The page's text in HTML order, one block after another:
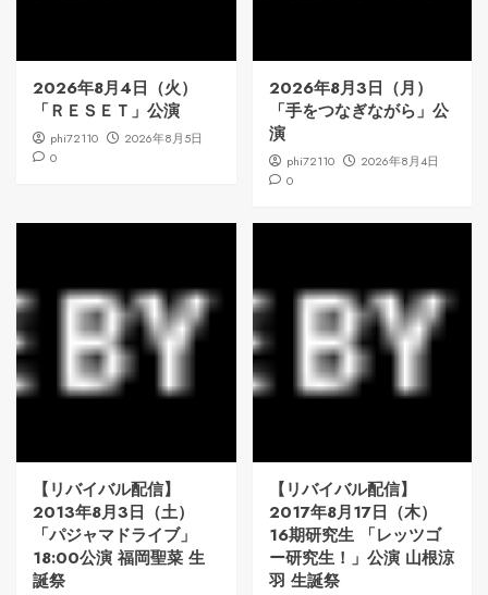
2026年8月4日（火）
「ＲＥＳＥＴ」公演
phi72110
2026年8月5日
0
2026年8月3日（月）
「手をつなぎながら」公
演
phi72110
2026年8月4日
0
【リバイバル配信】
2013年8月3日（土）
「パジャマドライブ」
18:00公演 福岡聖菜 生
誕祭
【リバイバル配信】
2017年8月17日（木）
16期研究生 「レッツゴ
ー研究生！」公演 山根涼
羽 生誕祭